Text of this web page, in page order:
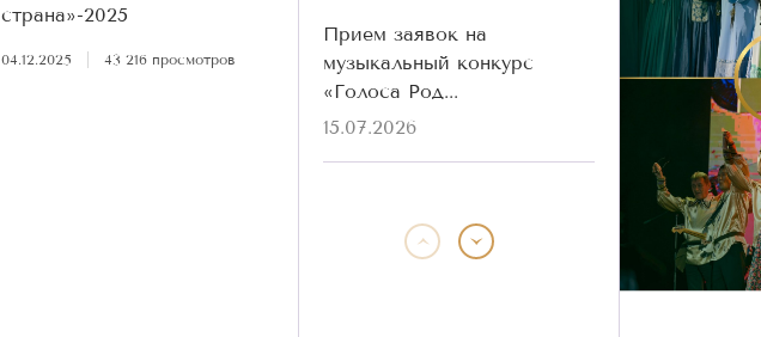
страна»-2025
04.12.2025 43 216 просмотров
Прием заявок на
музыкальный конкурс
«Голоса Род...
15.07.2026
«Голоса Родины» разных